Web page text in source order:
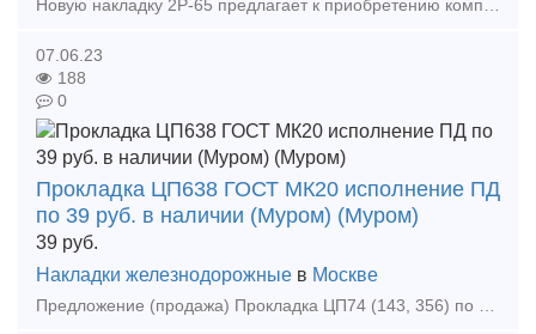
07.06.23
188
0
Прокладка ЦП638 ГОСТ МК20 исполнение ПД
по 39 руб. в наличии (Муром) (Муром)
39 руб.
Накладки железнодорожные в Москве